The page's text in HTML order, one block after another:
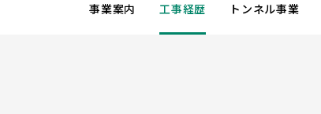
事業案内 工事経歴 トンネル事業